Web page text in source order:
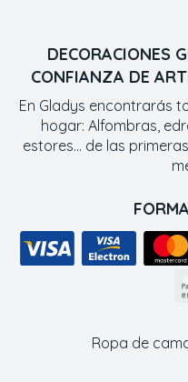
DECORACIONES
CONFIANZA DE
En Gladys encontrarás
hogar: Alfombras,
estores... de las
Ropa de